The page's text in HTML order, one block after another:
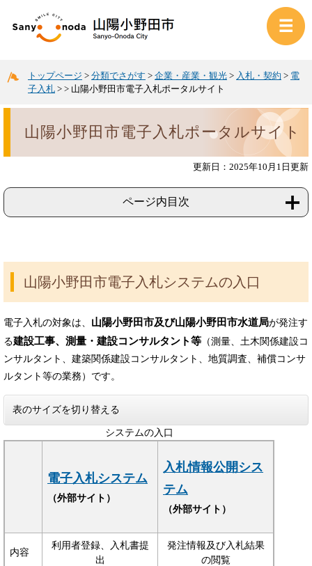
トップページ > 分類でさがす > 企業・産業・観光 > 入札・契約 > 電
子入札 > > 山陽小野田市電子入札ポータルサイト
山陽小野田市電子入札ポータルサイト
更新日：2025年10月1日更新
ページ内目次
山陽小野田市電子入札システムの入口
電子入札の対象は、 山陽小野田市及び山陽小野田市水道局が発注す
る建設工事、測量・建設コンサルタント等 （測量、土木関係建設コ
ンサルタント、建築関係建設コンサルタント、地質調査、補償コンサ
ルタント等の業務）です。
表のサイズを切り替える
システムの入口
電子入札システム
（外部サイト）
入札情報公開シス
テム
（外部サイト）
内容
利用者登録、入札書提
出
発注情報及び入札結果
の閲覧